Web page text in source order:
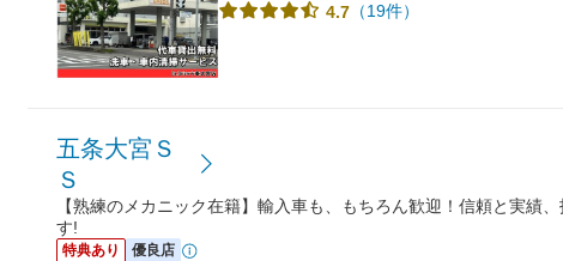
4.7 （19件）
五条大宮Ｓ
Ｓ
【熟練のメカニック在籍】輸入車も、もちろん歓迎！信頼と実績
す!
特典あり 優良店